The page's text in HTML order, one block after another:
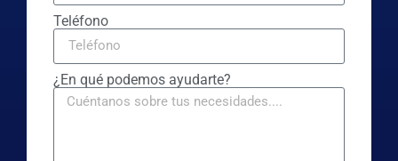
Teléfono
¿En qué podemos ayudarte?